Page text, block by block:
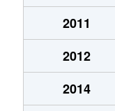
2011
2012
2014